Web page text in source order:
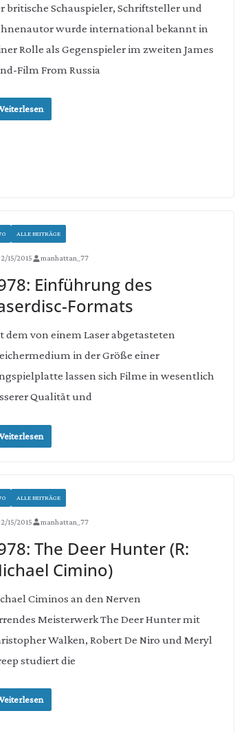
britische Schauspieler, Schriftsteller und
wurde international bekannt in
Rolle als Gegenspieler im zweiten James
Film From Russia
ALLE BEITRÄGE
15/2015 manhattan_77
Einführung des
Formats
dem von einem Laser abgetasteten
in der Größe einer
lassen sich Filme in wesentlich
Qualität und
ALLE BEITRÄGE
15/2015 manhattan_77
The Deer Hunter (R:
Cimino)
Ciminos an den Nerven
Meisterwerk The Deer Hunter mit
Walken, Robert De Niro und Meryl
studiert die